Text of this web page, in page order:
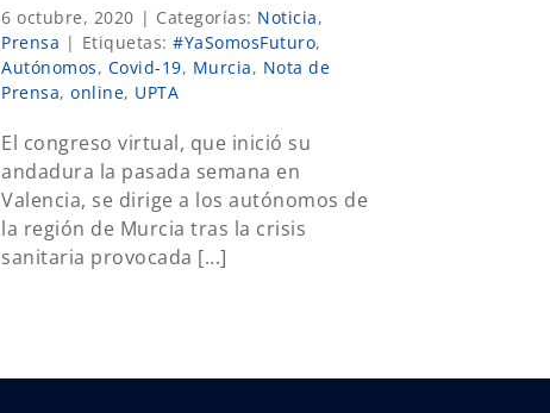
6 octubre, 2020 | Categorías: Noticia,
Prensa | Etiquetas: #YaSomosFuturo,
Autónomos, Covid-19, Murcia, Nota de
Prensa, online, UPTA
El congreso virtual, que inició su
andadura la pasada semana en
Valencia, se dirige a los autónomos de
la región de Murcia tras la crisis
sanitaria provocada [...]